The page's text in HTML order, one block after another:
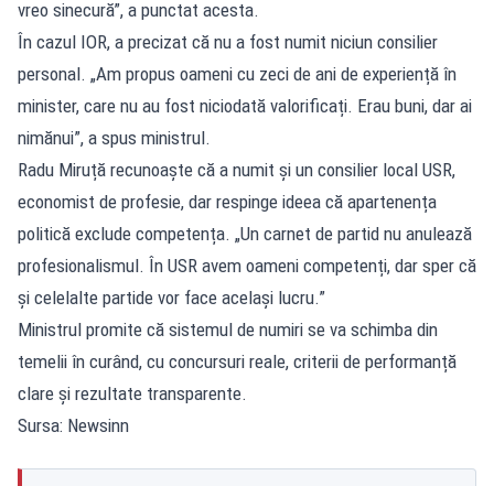
vreo sinecură”, a punctat acesta.
În cazul IOR, a precizat că nu a fost numit niciun consilier
personal. „Am propus oameni cu zeci de ani de experiență în
minister, care nu au fost niciodată valorificați. Erau buni, dar ai
nimănui”, a spus ministrul.
Radu Miruță recunoaște că a numit și un consilier local USR,
economist de profesie, dar respinge ideea că apartenența
politică exclude competența. „Un carnet de partid nu anulează
profesionalismul. În USR avem oameni competenți, dar sper că
și celelalte partide vor face același lucru.”
Ministrul promite că sistemul de numiri se va schimba din
temelii în curând, cu concursuri reale, criterii de performanță
clare și rezultate transparente.
Sursa: Newsinn